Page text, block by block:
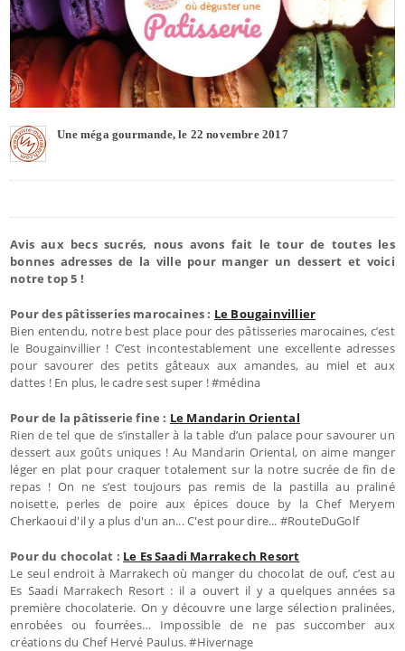
Une méga gourmande, le 22 novembre 2017
Avis aux becs sucrés, nous avons fait le tour de toutes les
bonnes adresses de la ville pour manger un dessert et voici
notre top 5 !
Pour des pâtisseries marocaines : Le Bougainvillier
Bien entendu, notre best place pour des pâtisseries marocaines, c’est
le Bougainvillier ! C’est incontestablement une excellente adresses
pour savourer des petits gâteaux aux amandes, au miel et aux
dattes ! En plus, le cadre sest super ! #médina
Pour de la pâtisserie fine : Le Mandarin Oriental
Rien de tel que de s’installer à la table d’un palace pour savourer un
dessert aux goûts uniques ! Au Mandarin Oriental, on aime manger
léger en plat pour craquer totalement sur la notre sucrée de fin de
repas ! On ne s’est toujours pas remis de la pastilla au praliné
noisette, perles de poire aux épices douce by la Chef Meryem
Cherkaoui d'il y a plus d'un an... C'est pour dire... #RouteDuGolf
Pour du chocolat : Le Es Saadi Marrakech Resort
Le seul endroit à Marrakech où manger du chocolat de ouf, c’est au
Es Saadi Marrakech Resort : il a ouvert il y a quelques années sa
première chocolaterie. On y découvre une large sélection pralinées,
enrobées ou fourrées… Impossible de ne pas succomber aux
créations du Chef Hervé Paulus. #Hivernage